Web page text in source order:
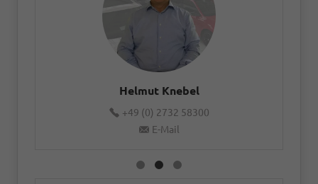
Helmut Knebel
+49 (0) 2732 58300
E-Mail